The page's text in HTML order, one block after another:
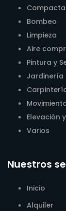
Bombeo
Limpieza
Aire
Pintura y
Jardinería
Elevación
Varios
Nuestros
Inicio
Alquiler